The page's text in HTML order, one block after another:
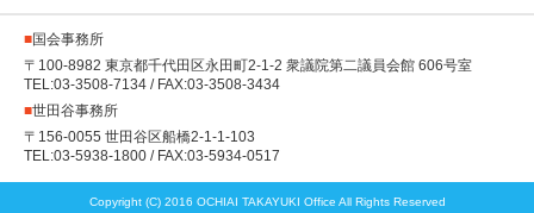
■国会事務所
〒100-8982 東京都千代田区永田町2-1-2 衆議院第二議員会館 606号室
TEL:03-3508-7134 / FAX:03-3508-3434
■世田谷事務所
〒156-0055 世田谷区船橋2-1-1-103
TEL:03-5938-1800 / FAX:03-5934-0517
Copyright (C) 2016 OCHIAI TAKAYUKI Office All Rights Reserved